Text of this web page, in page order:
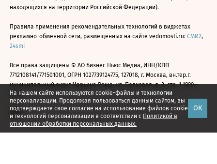
На нашем сайте используются cookie-файлы и технологии
персонализации. Продолжая пользоваться данным сайтом, вы
подтверждаете свое согласие на использование файлов cookie
и технологий персонализации в соответствии с Политикой в
отношении обработки персональных данных.
ОК
находящихся на территории Российской Федерации).
Правила применения рекомендательных технологий в виджетах
рекламно-обменной сети, размещенных на сайте vedomosti.ru: СМИ2,
24smi
Все права защищены © АО Бизнес Ньюс Медиа, ИНН/КПП
7712108141/771501001, ОГРН 1027739124775, 127018, г. Москва, вн.тер.г.
муниципальный округ Марьина Роща, ул. Полковая, д. 3, стр. 1 1999—
2026